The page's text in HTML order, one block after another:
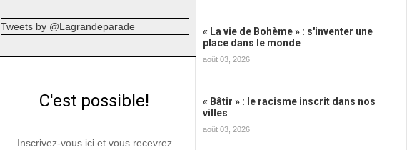
Tweets by @Lagrandeparade
C'est possible!
Inscrivez-vous ici et vous recevrez
« La vie de Bohème » : s'inventer une
place dans le monde
août 03, 2026
« Bâtir » : le racisme inscrit dans nos
villes
août 03, 2026